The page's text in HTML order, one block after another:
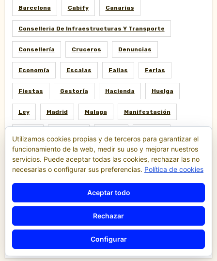
Barcelona Cabify Canarias
Conselleria De Infraestructuras Y Transporte
Consellería Cruceros Denuncias
Economía Escalas Fallas Ferias
Fiestas Gestoría Hacienda Huelga
Ley Madrid Malaga Manifestación
Protestas Puerto Reglamento
Regulación Resolución Sociedad
Taxi
TTIP
Valencia VTC
Utilizamos cookies propias y de terceros para garantizar el
funcionamiento de la web, medir su uso y mejorar nuestros
servicios. Puede aceptar todas las cookies, rechazar las no
necesarias o configurar sus preferencias. Política de cookies
Aceptar todo
Rechazar
Configurar